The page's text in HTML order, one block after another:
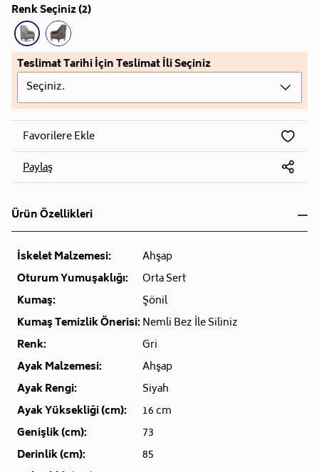
Renk Seçiniz (2)
Teslimat Tarihi İçin Teslimat İli Seçiniz
Seçiniz.
Favorilere Ekle
Paylaş
Ürün Özellikleri
İskelet Malzemesi:
Ahşap
Oturum Yumuşaklığı:
Orta Sert
Kumaş:
Şönil
Kumaş Temizlik Önerisi:Nemli Bez İle Siliniz
Renk:
Gri
Ayak Malzemesi:
Ahşap
Ayak Rengi:
Siyah
Ayak Yüksekliği (cm):
16 cm
Genişlik (cm):
73
Derinlik (cm):
85